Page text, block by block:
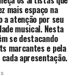
que
se
pelo
um caminho
mais espaço na
a atenção por seu
musical. Nesta
se destacando
marcantes e pela
apresentação.